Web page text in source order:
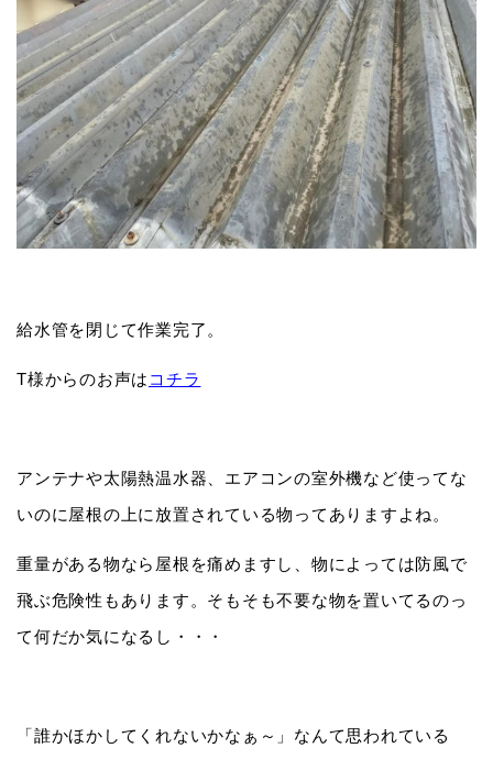
給水管を閉じて作業完了。
T様からのお声は コチラ
アンテナや太陽熱温水器、エアコンの室外機など使ってな
いのに屋根の上に放置されている物ってありますよね。
重量がある物なら屋根を痛めますし、物によっては防風で
飛ぶ危険性もあります。そもそも不要な物を置いてるのっ
て何だか気になるし・・・
「誰かほかしてくれないかなぁ～」なんて思われている